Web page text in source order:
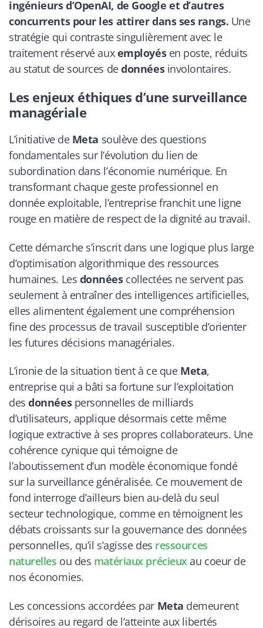
ingénieurs d’OpenAI, de Google et d’autres
concurrents pour les attirer dans ses rangs. Une
stratégie qui contraste singulièrement avec le
traitement réservé auxemployésen poste, réduits
au statut de sources dedonnéesinvolontaires.
Les enjeux éthiques d’une surveillance
managériale
L’initiative de Meta soulève des questions
fondamentales sur l’évolution du lien de
subordination dans l’économie numérique. En
transformant chaque geste professionnel en
donnée exploitable, l’entreprise franchit une ligne
rouge en matière de respect de la dignité au travail.
Cette démarche s’inscrit dans une logique plus large
d’optimisation algorithmique des ressources
humaines. Les donnéescollectées ne servent pas
seulement à entraîner des intelligences artificielles,
elles alimentent également une compréhension
fine des processus de travail susceptible d’orienter
les futures décisions managériales.
L’ironie de la situation tient à ce que Meta,
entreprise qui a bâti sa fortune sur l’exploitation
desdonnéespersonnelles de milliards
d’utilisateurs, applique désormais cette même
logique extractive à ses propres collaborateurs. Une
cohérence cynique qui témoigne de
l’aboutissement d’un modèle économique fondé
sur la surveillance généralisée. Ce mouvement de
fond interroge d’ailleurs bien au-delà du seul
secteur technologique, comme en témoignent les
débats croissants sur la gouvernance des données
personnelles, qu’il s’agisse des ressources
naturelles ou des matériaux précieuxau coeur de
nos économies.
Les concessions accordées par Meta demeurent
dérisoires au regard de l’atteinte aux libertés